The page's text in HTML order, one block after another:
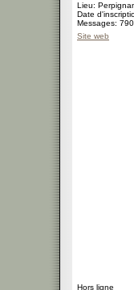
Lieu:
Date
Messages: 790
Site web
Hors ligne